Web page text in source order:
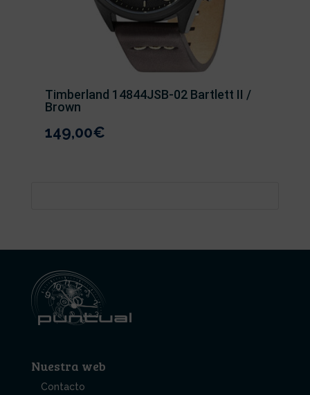
Timberland 14844JSB-02 Bartlett II /
Brown
149,00€
Nuestra web
Contacto